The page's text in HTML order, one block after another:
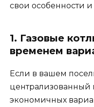
свои особенности
1. Газовые
временем
Если в вашем
централизованный
экономичных